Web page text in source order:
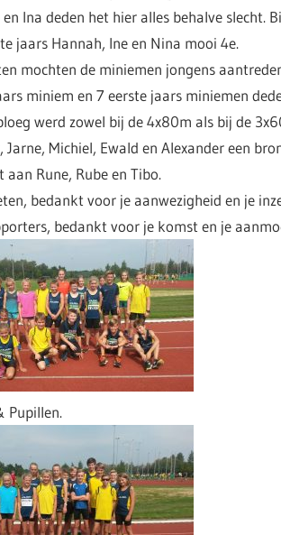
en Ina deden het hier alles behalve slecht.
jaars Hannah, Ine en Nina mooi 4e.
mochten de miniemen jongens
miniem en 7 eerste jaars miniemen
werd zowel bij de 4x80m als bij de
Jarne, Michiel, Ewald en Alexander een
Rune, Rube en Tibo.
bedankt voor je aanwezigheid en je
bedankt voor je komst en je
Pupillen.